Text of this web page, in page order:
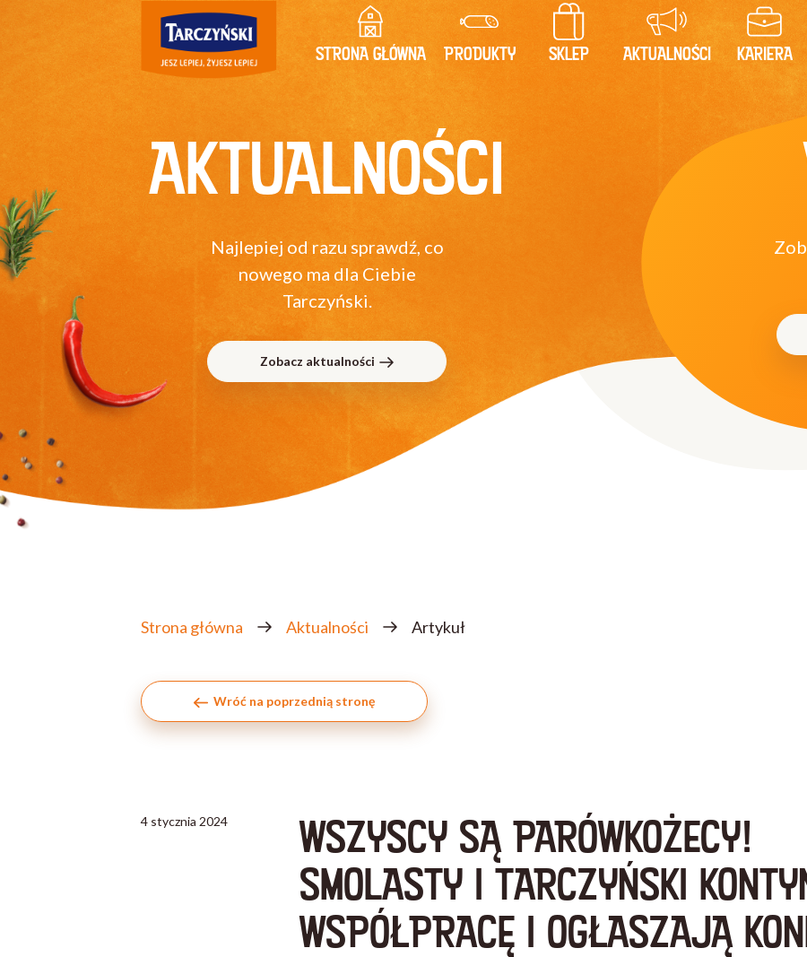
STRONA GŁÓWNA PRODUKTY SKLEP AKTUALNOŚCI KARIERA
AKTUALNOŚCI
Najlepiej od razu sprawdź, co
nowego ma dla Ciebie
Tarczyński.
Zobacz aktualności
Strona główna Aktualności Artykuł
Wróć na poprzednią stronę
4 stycznia 2024
WSZYSCY SĄ PARÓWKOŻECY!
SMOLASTY I TARCZYŃSKI
WSPÓŁPRACĘ I OGŁASZAJĄ